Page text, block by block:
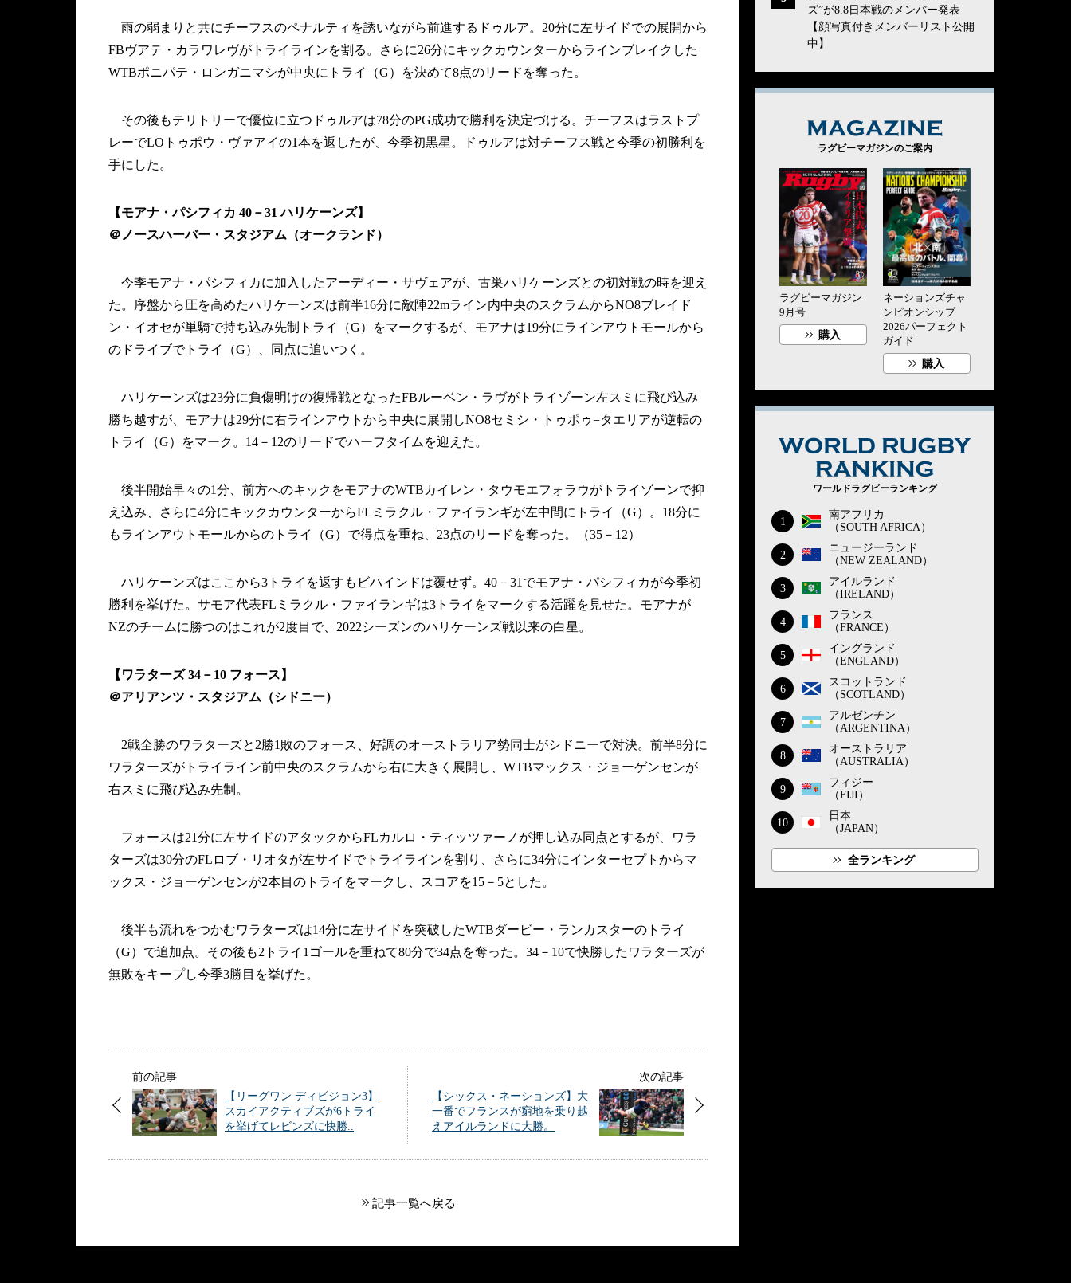
雨の弱まりと共にチーフスのペナルティを誘いながら前進するドゥルア。20分に左サイドでの展開から
FBヴアテ・カラワレヴがトライラインを割る。さらに26分にキックカウンターからラインブレイクした
WTBポニパテ・ロンガニマシが中央にトライ（G）を決めて8点のリードを奪った。
その後もテリトリーで優位に立つドゥルアは78分のPG成功で勝利を決定づける。チーフスはラストプ
レーでLOトゥポウ・ヴァアイの1本を返したが、今季初黒星。ドゥルアは対チーフス戦と今季の初勝利を
手にした。
【モアナ・パシフィカ 40－31 ハリケーンズ】
＠ノースハーバー・スタジアム（オークランド）
今季モアナ・パシフィカに加入したアーディー・サヴェアが、古巣ハリケーンズとの初対戦の時を迎え
た。序盤から圧を高めたハリケーンズは前半16分に敵陣22mライン内中央のスクラムからNO8ブレイド
ン・イオセが単騎で持ち込み先制トライ（G）をマークするが、モアナは19分にラインアウトモールから
のドライブでトライ（G）、同点に追いつく。
ハリケーンズは23分に負傷明けの復帰戦となったFBルーベン・ラヴがトライゾーン左スミに飛び込み
勝ち越すが、モアナは29分に右ラインアウトから中央に展開しNO8セミシ・トゥポゥ=タエリアが逆転の
トライ（G）をマーク。14－12のリードでハーフタイムを迎えた。
後半開始早々の1分、前方へのキックをモアナのWTBカイレン・タウモエフォラウがトライゾーンで抑
え込み、さらに4分にキックカウンターからFLミラクル・ファイランギが左中間にトライ（G）。18分に
もラインアウトモールからのトライ（G）で得点を重ね、23点のリードを奪った。（35－12）
ハリケーンズはここから3トライを返すもビハインドは覆せず。40－31でモアナ・パシフィカが今季初
勝利を挙げた。サモア代表FLミラクル・ファイランギは3トライをマークする活躍を見せた。モアナが
NZのチームに勝つのはこれが2度目で、2022シーズンのハリケーンズ戦以来の白星。
【ワラターズ 34－10 フォース】
＠アリアンツ・スタジアム（シドニー）
2戦全勝のワラターズと2勝1敗のフォース、好調のオーストラリア勢同士がシドニーで対決。前半8分に
ワラターズがトライライン前中央のスクラムから右に大きく展開し、WTBマックス・ジョーゲンセンが
右スミに飛び込み先制。
フォースは21分に左サイドのアタックからFLカルロ・ティッツァーノが押し込み同点とするが、ワラ
ターズは30分のFLロブ・リオタが左サイドでトライラインを割り、さらに34分にインターセプトからマ
ックス・ジョーゲンセンが2本目のトライをマークし、スコアを15－5とした。
後半も流れをつかむワラターズは14分に左サイドを突破したWTBダービー・ランカスターのトライ
（G）で追加点。その後も2トライ1ゴールを重ねて80分で34点を奪った。34－10で快勝したワラターズが
無敗をキープし今季3勝目を挙げた。
前の記事
【リーグワン ディビジョン3】
スカイアクティブズが6トライ
を挙げてレビンズに快勝..
次の記事
【シックス・ネーションズ】大
一番でフランスが窮地を乗り越
えアイルランドに大勝。
記事一覧へ戻る
ズ”が8.8日本戦のメンバー発表
【顔写真付きメンバーリスト公開
中】
ラグビーマガジンのご案内
ラグビーマガジン
9月号
購入
ネーションズチャ
ンピオンシップ
2026パーフェクト
ガイド
購入
ワールドラグビーランキング
1
南アフリカ
（SOUTH AFRICA）
2
ニュージーランド
（NEW ZEALAND）
3
アイルランド
（IRELAND）
4
フランス
（FRANCE）
5
イングランド
（ENGLAND）
6
スコットランド
（SCOTLAND）
7
アルゼンチン
（ARGENTINA）
8
オーストラリア
（AUSTRALIA）
9
フィジー
（FIJI）
10
日本
（JAPAN）
全ランキング